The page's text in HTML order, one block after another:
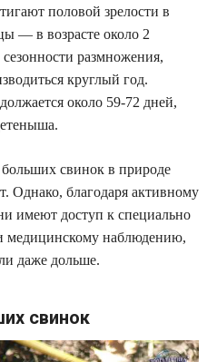
половой зрелости в
— в возрасте около 2
размножения,
круглый год.
около 59-72 дней,
свинок в природе
Однако, благодаря активному
имеют доступ к специально
медицинскому наблюдению,
даже дольше.
свинок